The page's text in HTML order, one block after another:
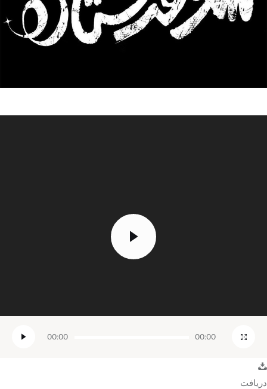
تک کده
خرید موتور ایمپلنت
00:00 00:00
دریافت